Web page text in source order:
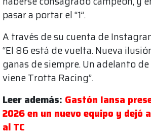
pasar a portar el “1”.
A través de su cuenta de
“El 86 está de vuelta. Nueva
ganas de siempre. Un adelanto
viene Trotta Racing”.
Leer además: Gastón Iansa
2026 en un nuevo equipo y dejó
al TC